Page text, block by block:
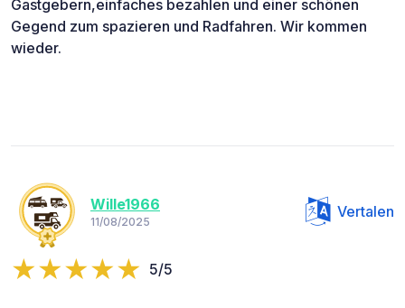
Gastgebern,einfaches bezahlen und einer schönen
Gegend zum spazieren und Radfahren. Wir kommen
wieder.
Wille1966
11/08/2025
Vertalen
5/5